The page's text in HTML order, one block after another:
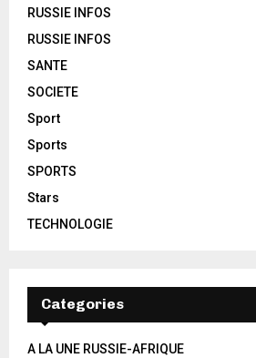
RUSSIE INFOS
RUSSIE INFOS
SANTE
SOCIETE
Sport
Sports
SPORTS
Stars
TECHNOLOGIE
Categories
A LA UNE RUSSIE-AFRIQUE